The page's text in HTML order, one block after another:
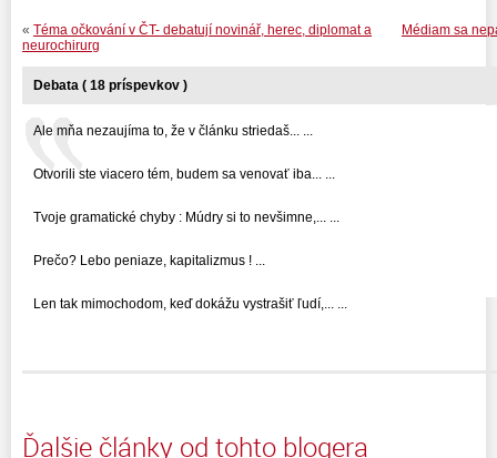
Médiam sa
« Téma očkování v ČT- debatují novinář, herec, diplomat a
neurochirurg
Debata ( 18 príspevkov )
Ale mňa nezaujíma to, že v článku striedaš... ...
Otvorili ste viacero tém, budem sa venovať iba... ...
Tvoje gramatické chyby : Múdry si to nevšimne,... ...
Prečo? Lebo peniaze, kapitalizmus ! ...
Len tak mimochodom, keď dokážu vystrašiť ľudí,... ...
Ďalšie články od tohto blogera